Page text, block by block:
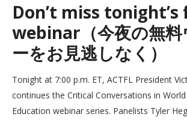
Don’t miss tonight’s
webinar（今夜の無料
ーをお見逃しなく）
Tonight at 7:00 p.m. ET, ACTFL President
continues the Critical Conversations in
Education webinar series. Panelists Tyler